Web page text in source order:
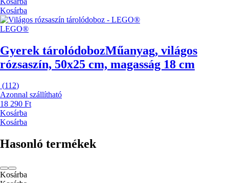
Kosárba
LEGO®
Gyerek tárolódobozMűanyag, világos
rózsaszín, 50x25 cm, magasság 18 cm
(112)
Azonnal szállítható
18 290 Ft
Kosárba
Kosárba
Hasonló termékek
Kosárba